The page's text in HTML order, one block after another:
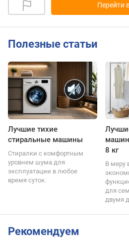
Перейти
Полезные статьи
Лучшие тихие
стиральные машины
Стиралки с комфортным
уровнем шума для
эксплуатации в любое
время суток.
8 кг
В меру
для
двумя
Рекомендуем